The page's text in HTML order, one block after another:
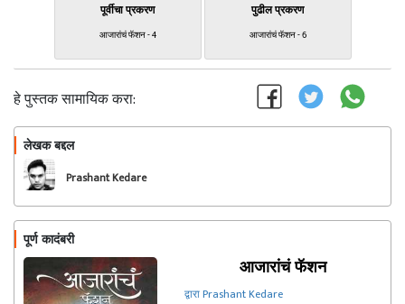
पूर्वीचा प्रकरण
आजारांचं फॅशन - 4
पुढील प्रकरण
आजारांचं फॅशन - 6
हे पुस्तक सामायिक करा:
लेखक बद्दल
Prashant Kedare
पूर्ण कादंबरी
आजारांचं फॅशन
द्वारा Prashant Kedare